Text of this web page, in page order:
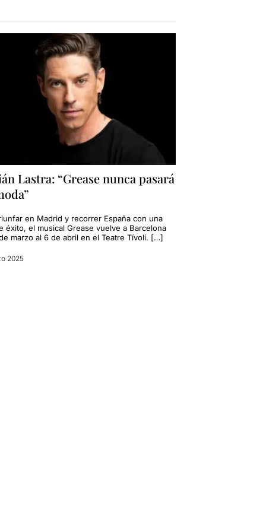
Lastra: “Grease nunca pasará
en Madrid y recorrer España con una
éxito, el musical Grease vuelve a Barcelona
marzo al 6 de abril en el Teatre Tívoli. […]
2025